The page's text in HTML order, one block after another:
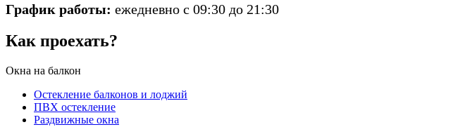
График работы: ежедневно с 09:30 до 21:30
Как проехать?
Окна на балкон
Остекление балконов и лоджий
ПВХ остекление
Раздвижные окна